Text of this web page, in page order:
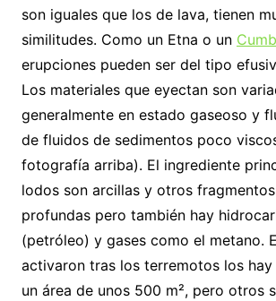
son iguales que los de lava, tienen
similitudes. Como un Etna o un
erupciones pueden ser del tipo
Los materiales que eyectan son
generalmente en estado gaseoso y
de fluidos de sedimentos poco
fotografía arriba). El ingrediente
lodos son arcillas y otros
profundas pero también hay
(petróleo) y gases como el metano.
activaron tras los terremotos los hay
un área de unos 500 m², pero otros